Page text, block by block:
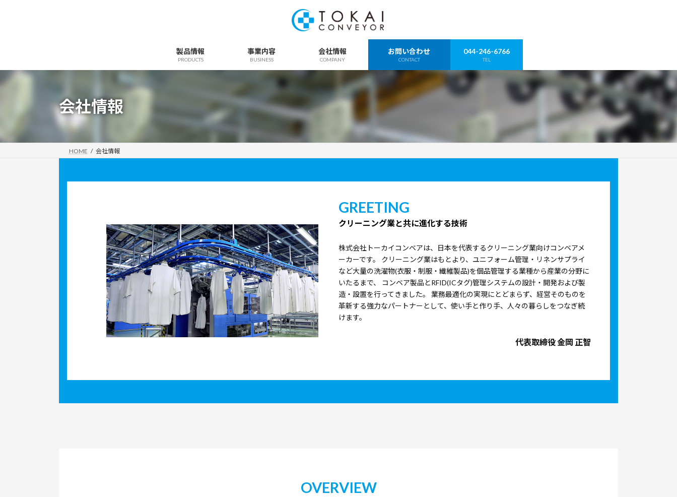
ス
ン
製品情報
PRODUCTS
事業内容
BUSINESS
会社情報
COMPANY
お問い合わせ
CONTACT
044-246-6766
TEL
会社情報
HOME 会社情報
GREETING
クリーニング業と共に進化する技術
株式会社トーカイコンベアは、日本を代表するクリーニング業向けコンベアメ
ーカーです。 クリーニング業はもとより、ユニフォーム管理・リネンサプライ
など大量の洗濯物(衣服・制服・繊維製品)を個品管理する業種から産業の分野に
いたるまで、 コンベア製品とRFID(ICタグ)管理システムの設計・開発および製
造・設置を行ってきました。 業務最適化の実現にとどまらず、経営そのものを
革新する強力なパートナーとして、使い手と作り手、人々の暮らしをつなぎ続
けます。
代表取締役 金岡 正智
OVERVIEW